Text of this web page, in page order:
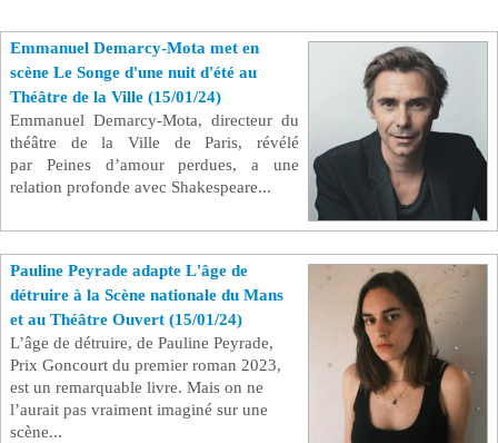
Emmanuel Demarcy-Mota met en
scène Le Songe d'une nuit d'été au
Théâtre de la Ville (15/01/24)
Emmanuel Demarcy-Mota, directeur du
théâtre de la Ville de Paris, révélé
par Peines d’amour perdues, a une
relation profonde avec Shakespeare...
Pauline Peyrade adapte L'âge de
détruire à la Scène nationale du Mans
et au Théâtre Ouvert (15/01/24)
L’âge de détruire, de Pauline Peyrade,
Prix Goncourt du premier roman 2023,
est un remarquable livre. Mais on ne
l’aurait pas vraiment imaginé sur une
scène...